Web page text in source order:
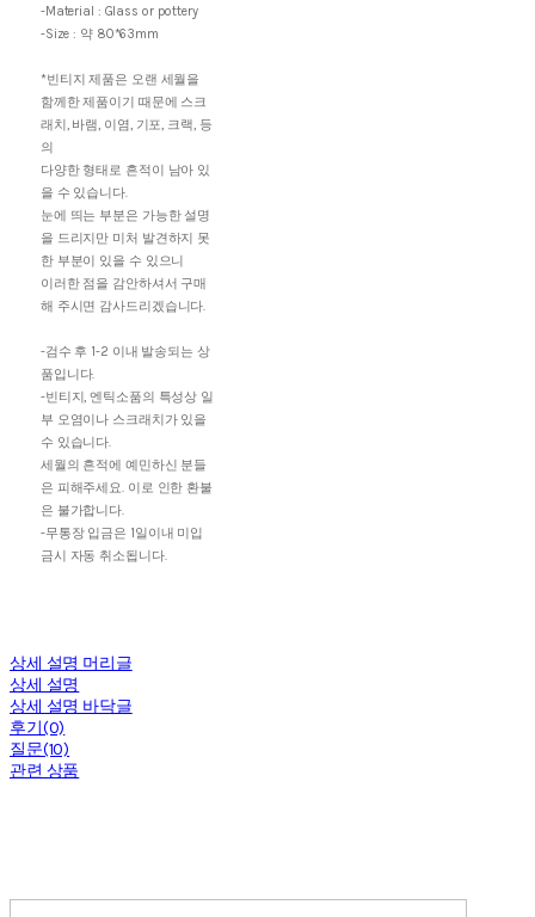
-Material : Glass or pottery
-Size : 약 80*63mm
*빈티지 제품은 오랜 세월을
함께한 제품이기 때문에 스크
래치, 바램, 이염, 기포, 크랙, 등
의
다양한 형태로 흔적이 남아 있
을 수 있습니다.
눈에 띄는 부분은 가능한 설명
을 드리지만 미처 발견하지 못
한 부분이 있을 수 있으니
이러한 점을 감안하셔서 구매
해 주시면 감사드리겠습니다.
-검수 후 1-2 이내 발송되는 상
품입니다.
-빈티지, 엔틱소품의 특성상 일
부 오염이나 스크래치가 있을
수 있습니다.
세월의 흔적에 예민하신 분들
은 피해주세요. 이로 인한 환불
은 불가합니다.
-무통장 입금은 1일이내 미입
금시 자동 취소됩니다.
상세 설명 머리글
상세 설명
상세 설명 바닥글
후기(0)
질문(10)
관련 상품